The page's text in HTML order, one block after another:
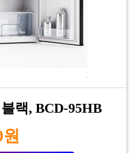
랙, BCD-95HB